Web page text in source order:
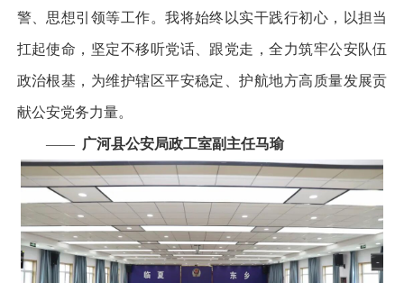
警、思想引领等工作。我将始终以实干践行初心，以担当
扛起使命，坚定不移听党话、跟党走，全力筑牢公安队伍
政治根基，为维护辖区平安稳定、护航地方高质量发展贡
献公安党务力量。
—— 广河县公安局政工室副主任马瑜